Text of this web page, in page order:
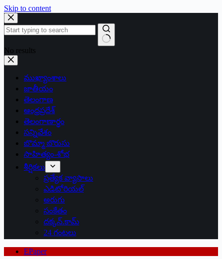
Skip to content
No results
ముఖ్యాంశాలు
జాతీయం
తెలంగాణ
ఆంధ్రప్రదేశ్
తెలంగాణార్థం
సన్నివేశం
బొమ్మా బొరుసు
సాహిత్యం-శోభ
శీర్షికలు
ప్రత్యేక వ్యాసాలు
ఎడిటోరియల్
అరుగు
సంకేతం
దక్కన్.కామ్
24 గంటలు
EPaper